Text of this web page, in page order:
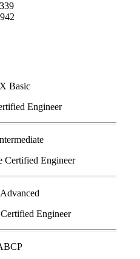
Engineer
Certified Engineer
Engineer